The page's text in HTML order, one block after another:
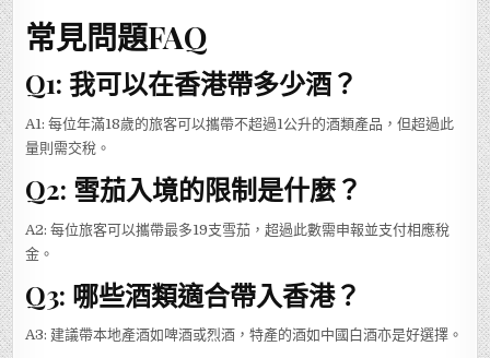
常見問題FAQ
Q1: 我可以在香港帶多少酒？
A1: 每位年滿18歲的旅客可以攜帶不超過1公升的酒類產品，但超過此
量則需交稅。
Q2: 雪茄入境的限制是什麼？
A2: 每位旅客可以攜帶最多19支雪茄，超過此數需申報並支付相應稅
金。
Q3: 哪些酒類適合帶入香港？
A3: 建議帶本地產酒如啤酒或烈酒，特產的酒如中國白酒亦是好選擇。